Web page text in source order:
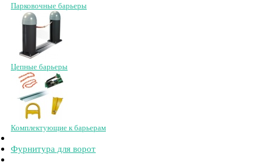
Парковочные барьеры
Цепные барьеры
Комплектующие к барьерам
Фурнитура для ворот